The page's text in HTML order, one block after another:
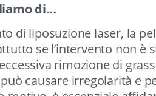
di…
di liposuzione laser, la
se l’intervento non è
rimozione di
causare irregolarità e